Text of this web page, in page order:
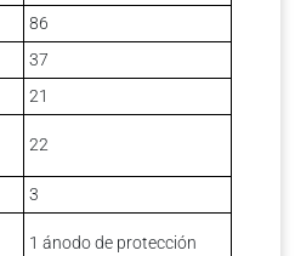
86
37
21
22
3
1 ánodo de protección